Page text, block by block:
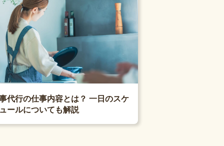
代行の仕事内容とは？ 一日のスケ
ールについても解説